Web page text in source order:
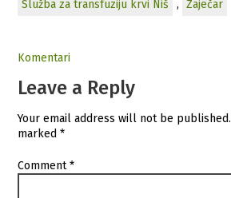
Služba za transfuziju krvi Niš
, Zaječar
Komentari
Leave a Reply
Your email address will not be published.
marked*
Comment*